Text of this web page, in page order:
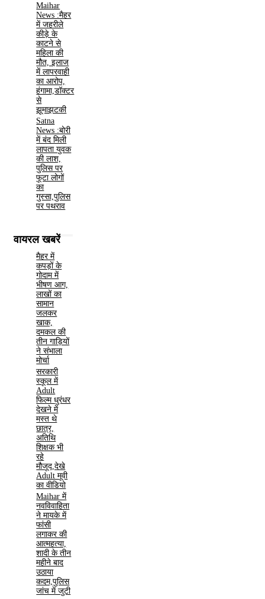
Maihar
News :मैहर
में जहरीले
कीड़े के
काटने से
महिला की
मौत, इलाज
में लापरवाही
का आरोप,
हंगामा,डॉक्टर
से
झूमाझटकी
Satna
News :बोरी
में बंद मिली
लापता युवक
की लाश,
पुलिस पर
फूटा लोगों
का
गुस्सा,पुलिस
पर पथराव
वायरल खबरें
मैहर में
कपड़ों के
गोदाम में
भीषण आग,
लाखों का
सामान
जलकर
खाक,
दमकल की
तीन गाड़ियों
ने संभाला
मोर्चा
सरकारी
स्कूल में
Adult
फिल्म धुरंधर
देखने में
मस्त थे
छात्र,
अतिथि
शिक्षक भी
रहे
मौजूद,देखे
Adult मूवी
का वीडियो
Maihar में
नवविवाहिता
ने मायके में
फांसी
लगाकर की
आत्महत्या,
शादी के तीन
महीने बाद
उठाया
कदम,पुलिस
जांच में जुटी